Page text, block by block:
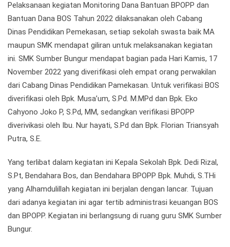
Pelaksanaan kegiatan Monitoring Dana Bantuan BPOPP dan
Bantuan Dana BOS Tahun 2022 dilaksanakan oleh Cabang
Dinas Pendidikan Pemekasan, setiap sekolah swasta baik MA
maupun SMK mendapat giliran untuk melaksanakan kegiatan
ini. SMK Sumber Bungur mendapat bagian pada Hari Kamis, 17
November 2022 yang diverifikasi oleh empat orang perwakilan
dari Cabang Dinas Pendidikan Pamekasan. Untuk verifikasi BOS
diverifikasi oleh Bpk. Musa’um, S.Pd. M.MPd dan Bpk. Eko
Cahyono Joko P, S.Pd, MM, sedangkan verifikasi BPOPP
diverivikasi oleh Ibu. Nur hayati, S.Pd dan Bpk. Florian Triansyah
Putra, S.E.
Yang terlibat dalam kegiatan ini Kepala Sekolah Bpk. Dedi Rizal,
S.Pt, Bendahara Bos, dan Bendahara BPOPP Bpk. Muhdi, S.THi
yang Alhamdulillah kegiatan ini berjalan dengan lancar. Tujuan
dari adanya kegiatan ini agar tertib administrasi keuangan BOS
dan BPOPP. Kegiatan ini berlangsung di ruang guru SMK Sumber
Bungur.